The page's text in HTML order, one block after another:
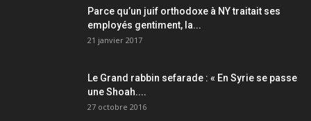
Parce qu’un juif orthodoxe à NY traitait ses
employés gentiment, la...
21 janvier 2017
Le Grand rabbin sefarade : « En Syrie se passe
une Shoah....
27 octobre 2016